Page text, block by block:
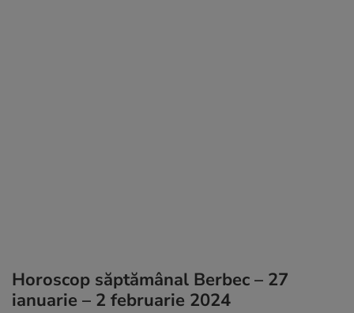
Horoscop săptămânal Berbec – 27
ianuarie – 2 februarie 2024